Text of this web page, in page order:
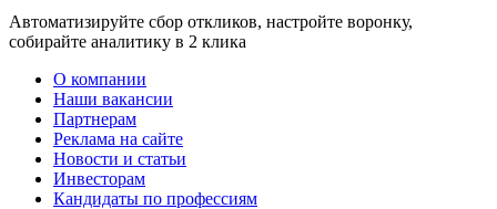
Автоматизируйте сбор откликов, настройте воронку,
собирайте аналитику в 2 клика
О компании
Наши вакансии
Партнерам
Реклама на сайте
Новости и статьи
Инвесторам
Кандидаты по профессиям